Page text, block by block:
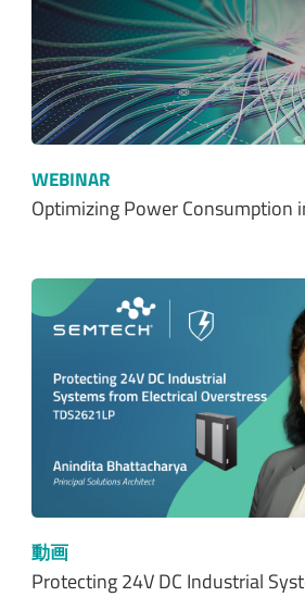
WEBINAR
Optimizing Power Consumption
動画
Protecting 24V DC Industrial